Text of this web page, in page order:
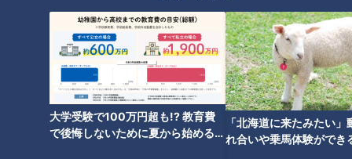
大学受験で100万円超も!? 教育費
で後悔しないために夏から始めるお
「北海道に来たみたい」
れ合いや乗馬体験ができ
則な場合は、不整脈の可能性があります。
不整脈① 誰にでも起きる脈の乱れ「期外収縮」
期外収縮とは、電気が正常な場所以外から発生する事で脈が飛
んだり、リズムが乱れたりする事をいいます。先生によると、
健康な人でも日常的に起きているそうですが、多発・連発する